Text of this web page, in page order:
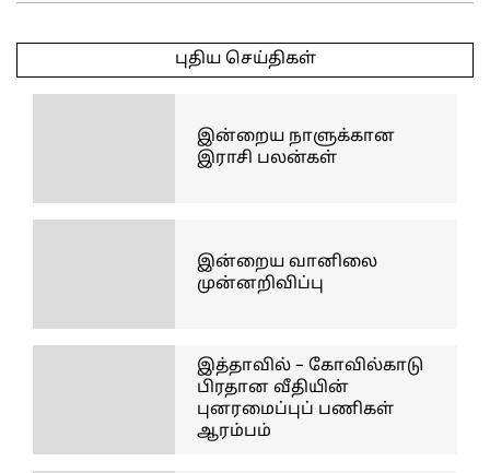
05-
புதிய செய்திகள்
இன்றைய நாளுக்கான
இராசி பலன்கள்
இன்றைய வானிலை
முன்னறிவிப்பு
இத்தாவில் – கோவில்காடு
பிரதான வீதியின்
புனரமைப்புப் பணிகள்
ஆரம்பம்